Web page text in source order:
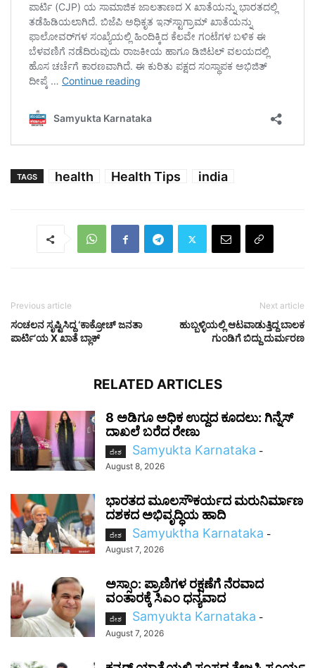
TAGS health Health Tips india
Previous article
ಸಂಚಲನ ಸೃಷ್ಟಿಸಿದ್ದ ‘ಕಾಕ್ರೋಚ್ ಜನತಾ
ಪಾರ್ಟಿ’ಯ X ಖಾತೆ ಬ್ಲಾಕ್
Next article
ಹುಬ್ಬಳ್ಳಿಯಲ್ಲಿ ಆಟವಾಡುತ್ತಿದ್ದ ಬಾಲಕ
ಗುಂಡಿಗೆ ಬಿದ್ದು ದುರ್ಮರಣ
RELATED ARTICLES
8 ಅಡಿಗೂ ಅಧಿಕ ಉದ್ದದ ಕೂದಲು: ಗಿನ್ನೆಸ್
ದಾಖಲೆ ಬರೆದ ರೇಣು
ದೇಶ Samyukta Karnataka -
August 8, 2026
ಭಾರತದ ಮೂಲಸೌಕರ್ಯದ ಮರುನಿರ್ಮಾಣ
ದಶಕದ ಅಭಿವೃದ್ಧಿಯ ಹಾದಿ
ದೇಶ Samyuktha Karnataka -
August 7, 2026
ಅಸ್ಸಾಂ: ಪ್ರಾಣಿಗಳ ರಕ್ಷಣೆಗೆ ನೆರವಾದ
ವಂತಾರಕ್ಕೆ ಸಿಎಂ ಧನ್ಯವಾದ
ದೇಶ Samyukta Karnataka -
August 7, 2026